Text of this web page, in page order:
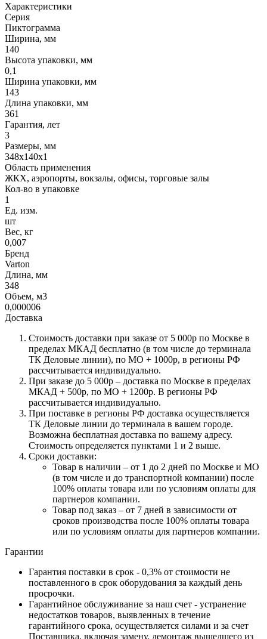
Характеристики
Серия
Пиктограмма
Ширина, мм
140
Высота упаковки, мм
0,1
Ширина упаковки, мм
143
Длина упаковки, мм
361
Гарантия, лет
3
Размеры, мм
348x140x1
Область применения
ЖКХ, аэропорты, вокзалы, офисы, торговые залы
Кол-во в упаковке
1
Ед. изм.
шт
Вес, кг
0,007
Бренд
Varton
Длина, мм
348
Объем, м3
0,000006
Доставка
Стоимость доставки при заказе от 5 000р по Москве в
пределах МКАД бесплатно (в том числе до терминала
ТК Деловые линии), по МО + 1000р, в регионы РФ
рассчитывается индивидуально.
При заказе до 5 000р – доставка по Москве в пределах
МКАД + 500р, по МО + 1200р. В регионы РФ
рассчитывается индивидуально.
При поставке в регионы РФ доставка осуществляется
ТК Деловые линии до терминала в вашем городе.
Возможна бесплатная доставка по вашему адресу.
Стоимость определяется пунктами 1 и 2 выше.
Сроки доставки:
Товар в наличии – от 1 до 2 дней по Москве и МО
(в том числе и до транспортной компании) после
100% оплаты товара или по условиям оплаты для
партнеров компании.
Товар под заказ – от 7 дней в зависимости от
сроков производства после 100% оплаты товара
или по условиям оплаты для партнеров компании.
Гарантии
Гарантия поставки в срок - 0,3% от стоимости не
поставленного в срок оборудования за каждый день
просрочки.
Гарантийное обслуживание за наш счет - устранение
недостатков товаров, выявленных в течение
гарантийного срока, осуществляется силами и за счет
Поставщика, включая замену, демонтаж вышедшего из